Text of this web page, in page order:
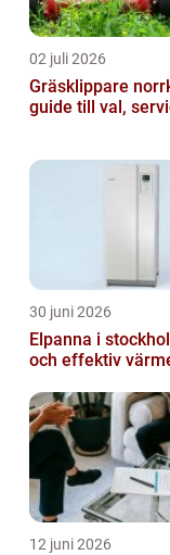
02 juli 2026
Gräsklippare
guide till val,
30 juni 2026
Elpanna i stockholm
och effektiv
12 juni 2026